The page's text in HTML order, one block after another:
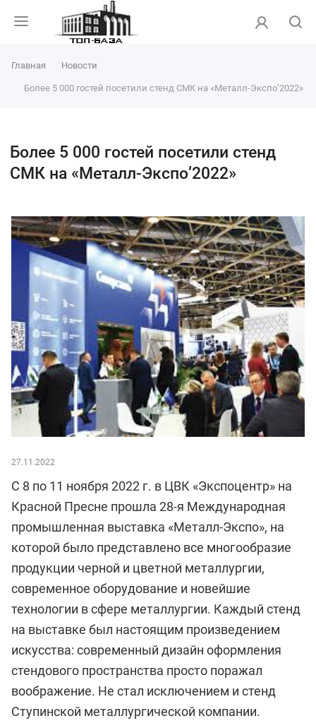
Главная Новости
Более 5 000 гостей посетили стенд СМК на «Металл-Экспо’2022»
Более 5 000 гостей посетили стенд
СМК на «Металл-Экспо’2022»
27.11.2022
С 8 по 11 ноября 2022 г. в ЦВК «Экспоцентр» на
Красной Пресне прошла 28-я Международная
промышленная выставка «Металл-Экспо», на
которой было представлено все многообразие
продукции черной и цветной металлургии,
современное оборудование и новейшие
технологии в сфере металлургии. Каждый стенд
на выставке был настоящим произведением
искусства: современный дизайн оформления
стендового пространства просто поражал
воображение. Не стал исключением и стенд
Ступинской металлургической компании.